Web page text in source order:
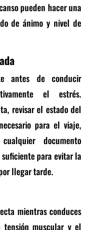
pueden hacer una
de ánimo y nivel de
antes de conducir
el estrés.
revisar el estado del
para el viaje,
documento
para evitar la
llegar tarde.
mientras conduces
muscular y el